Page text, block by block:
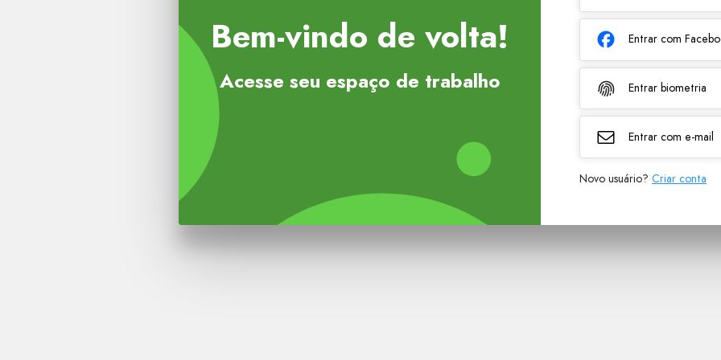
Bem-vindo de volta!
Acesse seu espaço de trabalho
Entrar com
Entrar biometria
Entrar com e-mail
Novo usuário? Criar conta